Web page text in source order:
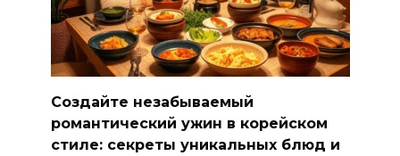
Создайте незабываемый
романтический ужин в корейском
стиле: секреты уникальных блюд и